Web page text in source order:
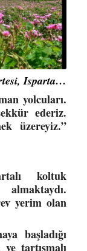
Isparta…
yolcuları.
ederiz.
üzereyiz.”
koltuk
yerim olan
başladığı
tartışmalı